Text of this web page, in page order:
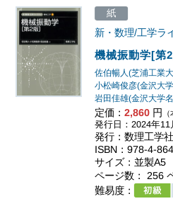
機械振動学[第
新・数理/工学ラ
佐伯暢人(芝浦工業
小松崎俊彦(金沢大
岩田佳雄(金沢大学
定価：2,860 円
紙
発行日：2024年11
発行：数理工学社
ISBN：978-4-
サイズ：並製A5
ページ数： 256
難易度：